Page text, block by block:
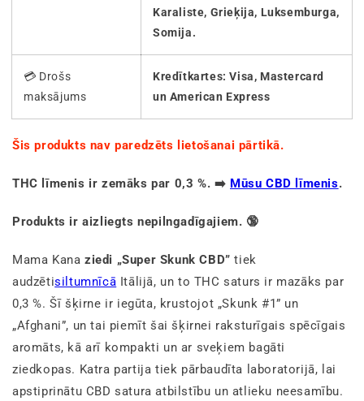
Karaliste, Grieķija, Luksemburga,
Somija.
💳 Drošs
maksājums
Kredītkartes: Visa, Mastercard
un American Express
Šis produkts nav paredzēts lietošanai pārtikā.
THC līmenis ir zemāks par 0,3 %. ➡️ Mūsu CBD līmenis.
Produkts ir aizliegts nepilngadīgajiem. 🔞
Mama Kana ziedi „Super Skunk CBD” tiek
audzētisiltumnīcā Itālijā, un to THC saturs ir mazāks par
0,3 %. Šī šķirne ir iegūta, krustojot „Skunk #1” un
„Afghani”, un tai piemīt šai šķirnei raksturīgais spēcīgais
aromāts, kā arī kompakti un ar sveķiem bagāti
ziedkopas. Katra partija tiek pārbaudīta laboratorijā, lai
apstiprinātu CBD satura atbilstību un atlieku neesamību.